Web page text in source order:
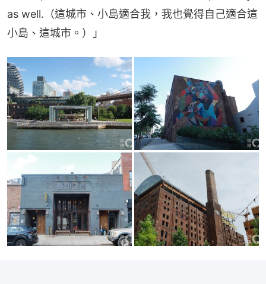
as well.（這城市、小島適合我，我也覺得自己適合這
小島、這城市。）」